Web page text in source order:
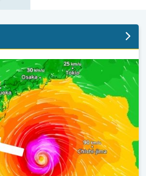
Veel regen en wind. . .